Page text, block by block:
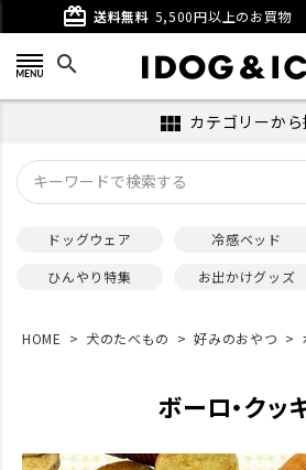
card_giftcard 送料無料 5,500円以上のお買物
search
view_module カテゴリーから
ドッグウェア 冷感ベッド
ひんやり特集
お出かけグッズ
HOME 犬のたべもの 好みのおやつ
ボーロ・クッ